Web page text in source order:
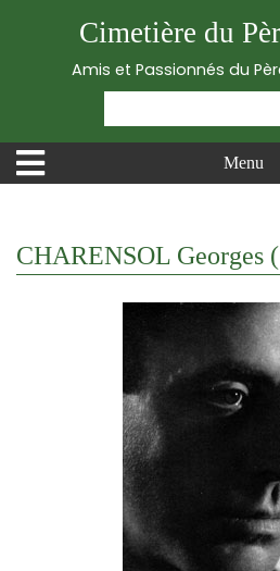
Cimetière du
Amis et Passionnés du
Menu
CHARENSOL Georges